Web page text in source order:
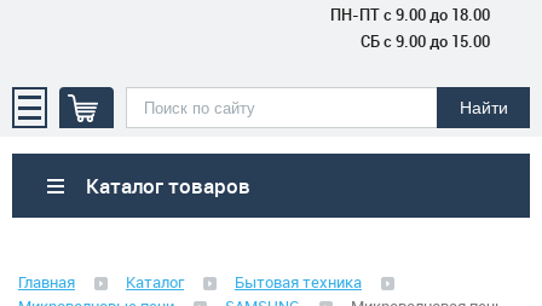
ПН-ПТ с 9.00 до 18.00
СБ с 9.00 до 15.00
Каталог товаров
Главная Каталог
Бытовая техника